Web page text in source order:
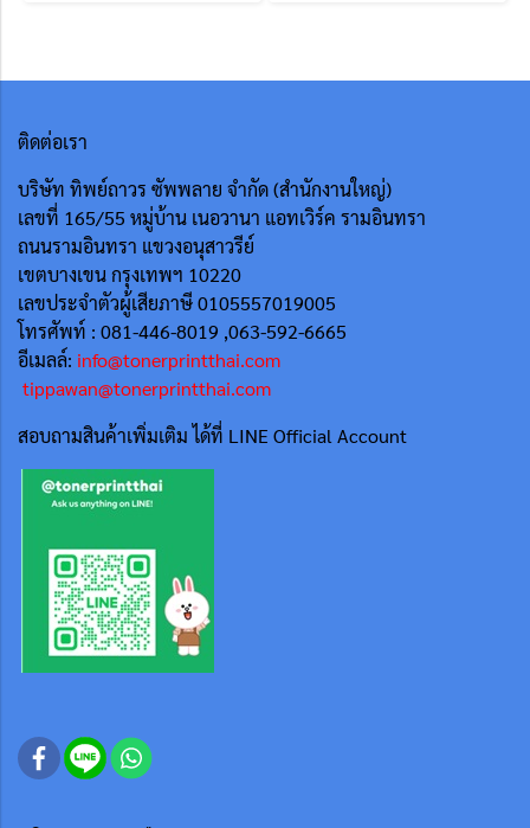
ติดต่อเรา
บริษัท ทิพย์ถาวร ซัพพลาย จำกัด (สำนักงานใหญ่)
เลขที่ 165/55 หมู่บ้าน เนอวานา แอทเวิร์ค รามอินทรา
ถนนรามอินทรา แขวงอนุสาวรีย์
เขตบางเขน กรุงเทพฯ 10220
เลขประจำตัวผู้เสียภาษี 0105557019005
โทรศัพท์ : 081-446-8019 ,063-592-6665
อีเมลล์: info@tonerprintthai.com
tippawan@tonerprintthai.com
สอบถามสินค้าเพิ่มเติม ได้ที่ LINE Official Account